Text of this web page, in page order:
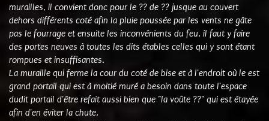
murailles, il convient donc pour le ?? de ?? jusque au couvert
dehors différents coté afin la pluie poussée par les vents ne gâte
pas le fourrage et ensuite les inconvénients du feu, il faut y faire
des portes neuves à toutes les dits étables celles qui y sont étant
rompues et insuffisantes.
La muraille qui ferme la cour du coté de bise et à l'endroit où le est
grand portail qui est à moitié muré a besoin dans toute l'espace
dudit portail d'être refait aussi bien que "la voûte ??" qui est étayée
afin d'en éviter la chute,